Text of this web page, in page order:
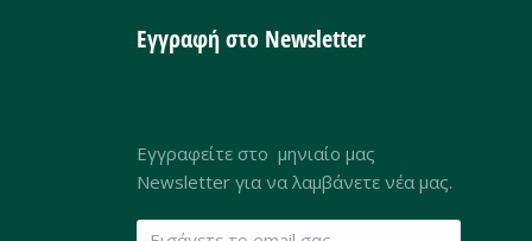
Εγγραφή στο Newsletter
Εγγραφείτε στο μηνιαίο μας
Newsletter για να λαμβάνετε νέα μας.